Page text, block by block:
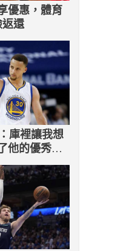
優惠，體育
返還
庫裡讓我想
他的優秀便